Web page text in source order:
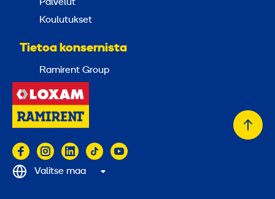
Palvelut
Koulutukset
Tietoa konsernista
Ramirent Group
Valitse maa